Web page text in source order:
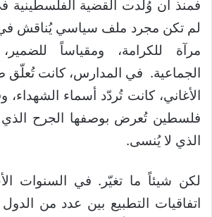
فمنذ أن وُلدت القضية الفلسطينية
لم تكن مجرد ملف سياسي يُناقش في
مرآة للكرامة، ومقياساً
الجماعية. في المدارس، كانت
الأغاني، كانت تُردّد أسماء الشهداء،
فلسطين تُعرض بوصفها الجرح الذي
الذي لا يُنسى.
لكن شيئاً ما تغيّر. في السنوات
اتفاقيات التطبيع بين عدد من الدول